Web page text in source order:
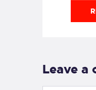
Leave a